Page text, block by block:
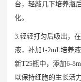
台，轻敲几下培养瓶
化。
3.轻轻打匀后吸出，
液，补加1-2mL培养
新T25瓶中，添加6-
以保持细胞的生长活